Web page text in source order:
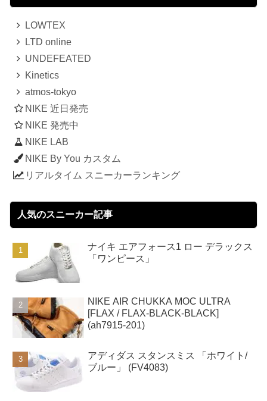
LOWTEX
LTD online
UNDEFEATED
Kinetics
atmos-tokyo
NIKE 近日発売
NIKE 発売中
NIKE LAB
NIKE By You カスタム
リアルタイム スニーカーランキング
人気のスニーカー記事
ナイキ エアフォース1 ロー デラックス
「ワンピース」
NIKE AIR CHUKKA MOC ULTRA
[FLAX / FLAX-BLACK-BLACK]
(ah7915-201)
アディダス スタンスミス 「ホワイト/
ブルー」 (FV4083)